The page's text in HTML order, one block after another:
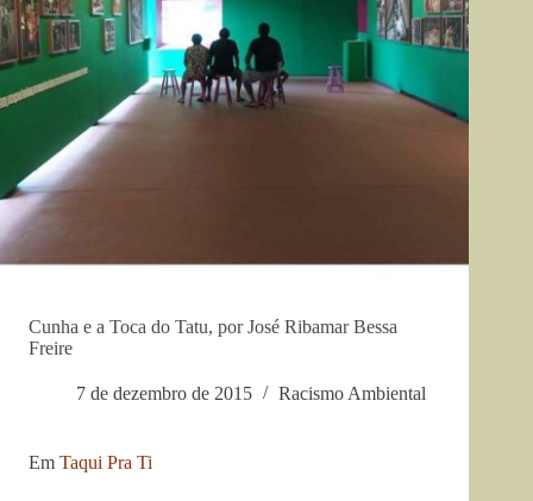
Cunha e a Toca do Tatu, por José Ribamar Bessa
Freire
7 de dezembro de 2015 Racismo Ambiental
Em Taqui Pra Ti